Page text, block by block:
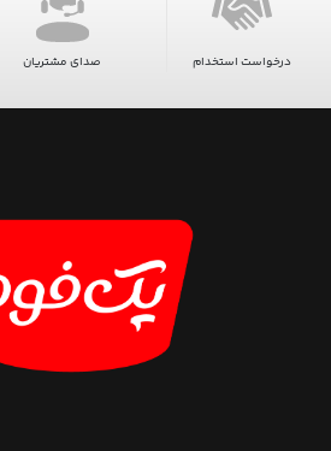
درخواست استخدام صدای مشتریان